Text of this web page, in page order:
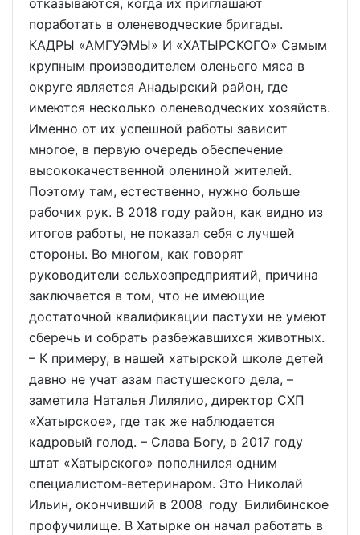
отказываются, когда их приглашают
поработать в оленеводческие бригады.
КАДРЫ «АМГУЭМЫ» И «ХАТЫРСКОГО» Самым
крупным производителем оленьего мяса в
округе является Анадырский район, где
имеются несколько оленеводческих хозяйств.
Именно от их успешной работы зависит
многое, в первую очередь обеспечение
высококачественной олениной жителей.
Поэтому там, естественно, нужно больше
рабочих рук. В 2018 году район, как видно из
итогов работы, не показал себя с лучшей
стороны. Во многом, как говорят
руководители сельхозпредприятий, причина
заключается в том, что не имеющие
достаточной квалификации пастухи не умеют
сберечь и собрать разбежавшихся животных.
– К примеру, в нашей хатырской школе детей
давно не учат азам пастушеского дела, –
заметила Наталья Лилялио, директор СХП
«Хатырское», где так же наблюдается
кадровый голод. – Слава Богу, в 2017 году
штат «Хатырского» пополнился одним
специалистом-ветеринаром. Это Николай
Ильин, окончивший в 2008 году Билибинское
профучилище. В Хатырке он начал работать в